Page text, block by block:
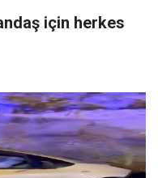
için herkes